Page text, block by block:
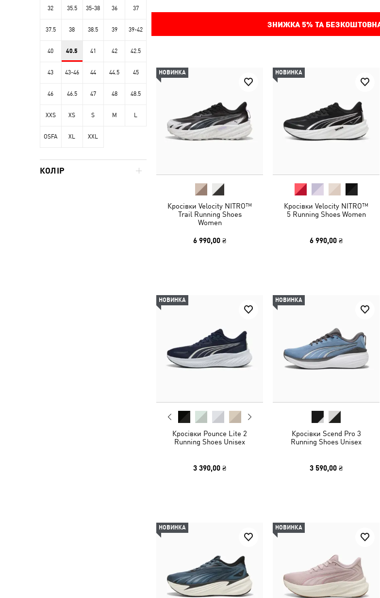
ЗНИЖКА 5% ТА
НОВИНКА
Кросівки Velocity NITRO™
Trail Running Shoes
Women
6 990,00 ₴
НОВИНКА
Кросівки Velocity NITRO™
5 Running Shoes Women
6 990,00 ₴
НОВИНКА
Кросівки Pounce Lite 2
Running Shoes Unisex
3 390,00 ₴
НОВИНКА
Кросівки Scend Pro 3
Running Shoes Unisex
3 590,00 ₴
НОВИНКА НОВИНКА
32 35.5 35-38 36 37
37.5 38 38.5 39 39-42
40 40.5 41 42 42.5
43 43-46 44 44.5 45
46 46.5 47 48 48.5
XXS XS S M L
OSFA XL XXL
КОЛІР